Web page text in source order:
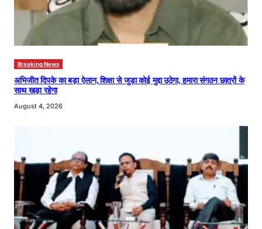
Breaking News
अभिजीत दिपके का बड़ा ऐलान, शिक्षा से जुड़ा कोई मुद्दा उठेगा, हमारा संगठन छात्रों के
साथ खड़ा रहेगा
August 4, 2026